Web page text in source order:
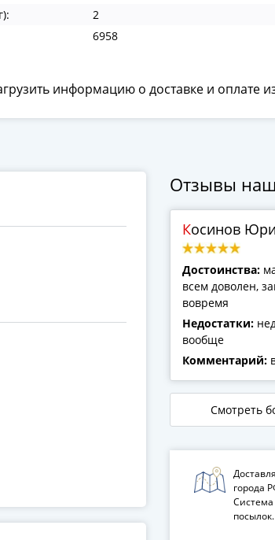
2
6958
информацию о доставке и оплате
Отзывы
Косинов
Достоинства:
всем доволен,
вовремя
Недостатки:
вообще
Комментарий:
Смотреть
города
посылок.